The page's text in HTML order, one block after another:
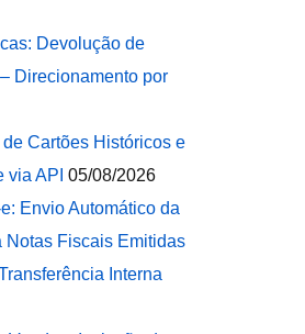
Devolução de
Direcionamento por
Cartões Históricos e
via API 05/08/2026
Envio Automático da
Notas Fiscais Emitidas
Interna